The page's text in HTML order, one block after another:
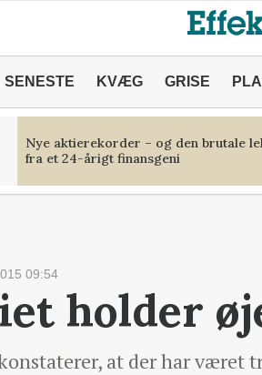
SENESTE KVÆG GRISE
Nye aktierekorder – og den brutale
fra et 24-årigt finansgeni
09:54
holder
at der har været